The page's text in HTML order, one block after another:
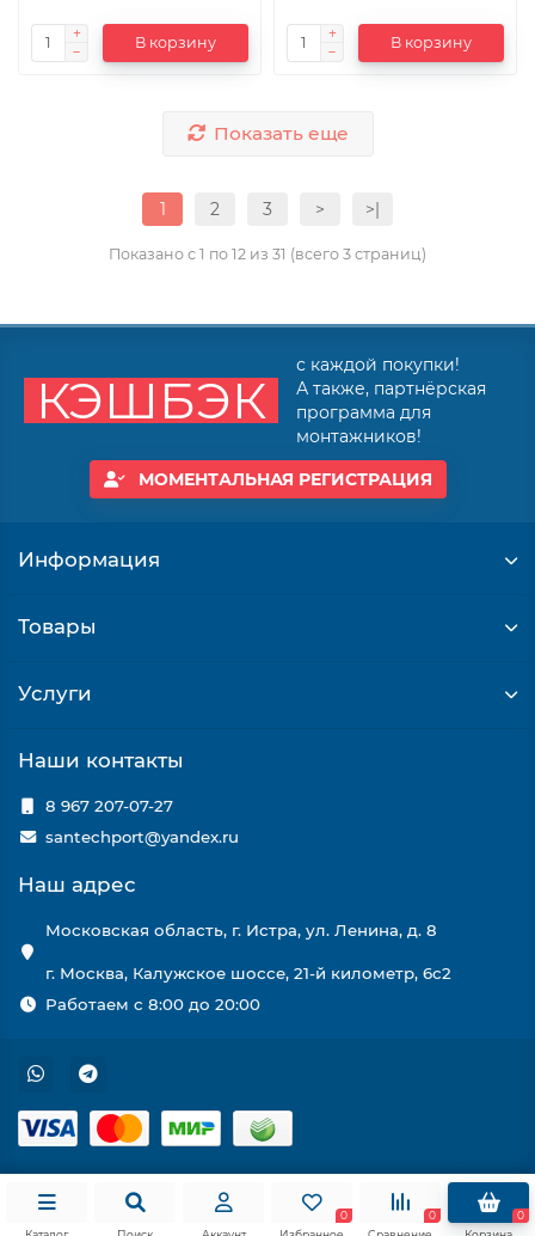
В корзину В корзину
Показать еще
1 2 3 > >|
Показано с 1 по 12 из 31 (всего 3 страниц)
КЭШБЭК
с каждой покупки!
А также, партнёрская
программа для
монтажников!
МОМЕНТАЛЬНАЯ РЕГИСТРАЦИЯ
Информация
Товары
Услуги
Наши контакты
8 967 207-07-27
santechport@yandex.ru
Наш адрес
Московская область, г. Истра, ул. Ленина, д. 8
г. Москва, Калужское шоссе, 21-й километр, 6с2
Работаем с 8:00 до 20:00
0
0
0